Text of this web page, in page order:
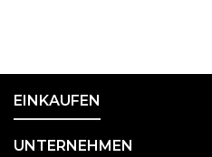
EINKAUFEN
UNTERNEHMEN